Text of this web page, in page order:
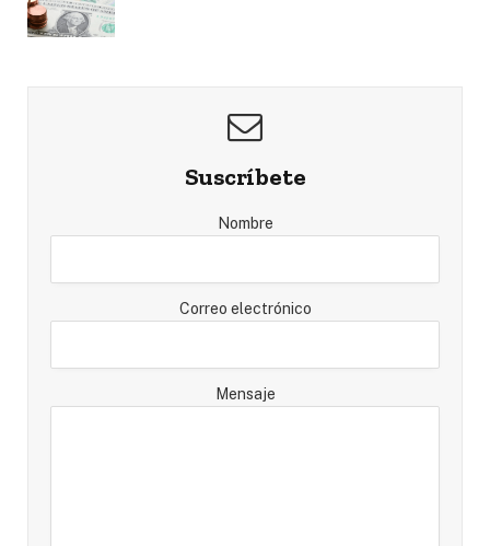
Suscríbete
Nombre
Correo electrónico
Mensaje